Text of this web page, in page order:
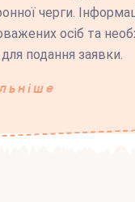
черги.
осіб та
подання заявки.